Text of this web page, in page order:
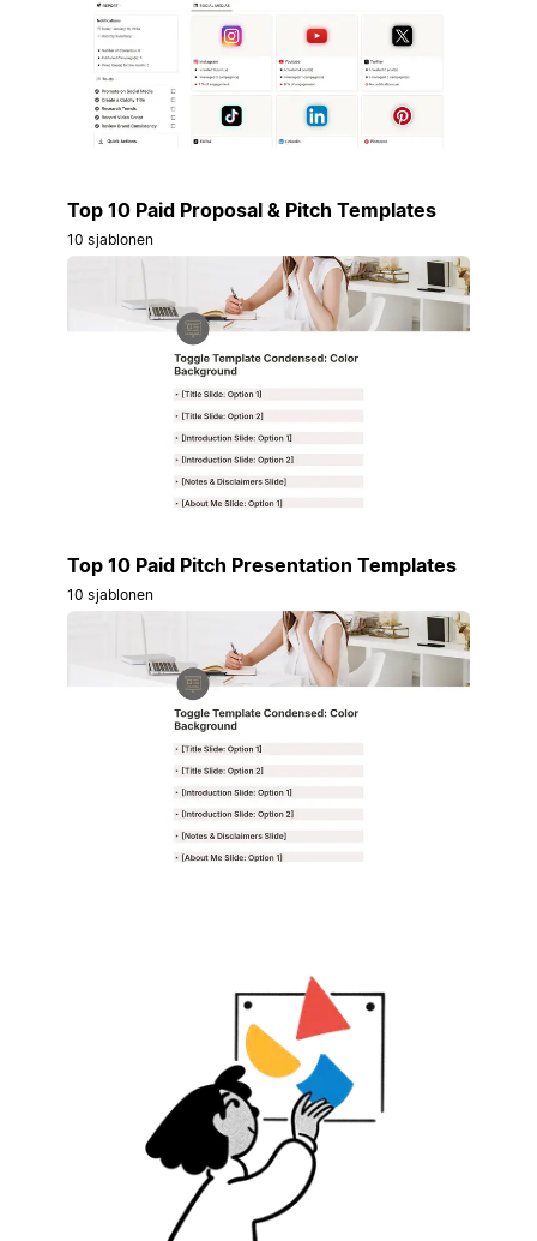
Top 10 Paid Proposal & Pitch Templates
10 sjablonen
Top 10 Paid Pitch Presentation Templates
10 sjablonen